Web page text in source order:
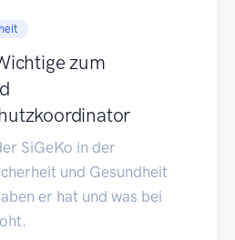
zum
SiGeKo in der
und Gesundheit
er hat und was bei